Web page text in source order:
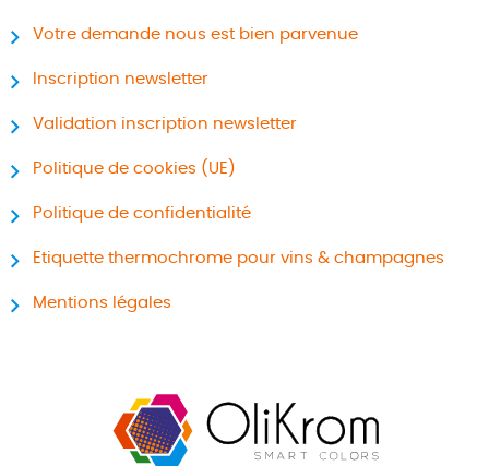
Votre demande nous est bien parvenue
Inscription newsletter
Validation inscription newsletter
Politique de cookies (UE)
Politique de confidentialité
Etiquette thermochrome pour vins & champagnes
Mentions légales